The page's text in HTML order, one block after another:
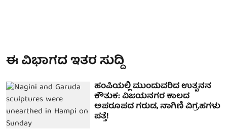
ಈ ವಿಭಾಗದ ಇತರ ಸುದ್ದಿ
ಹಂಪಿಯಲ್ಲಿ ಮುಂದುವರಿದ ಉತ್ಖನನ
ಕೌತುಕ: ವಿಜಯನಗರ ಕಾಲದ
ಅಪರೂಪದ ಗರುಡ, ನಾಗಿಣಿ ವಿಗ್ರಹಗಳು
ಪತ್ತೆ!